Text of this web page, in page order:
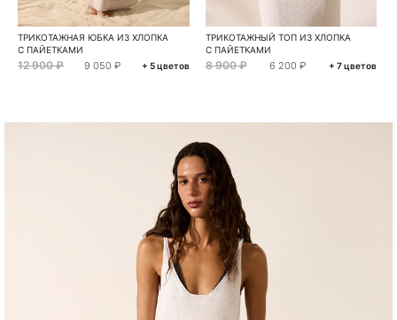
ТРИКОТАЖНАЯ ЮБКА ИЗ ХЛОПКА
С ПАЙЕТКАМИ
12 900 ₽ 9 050 ₽ + 5 цветов
ТРИКОТАЖНЫЙ ТОП ИЗ ХЛОПКА
С ПАЙЕТКАМИ
8 900 ₽ 6 200 ₽ + 7 цветов